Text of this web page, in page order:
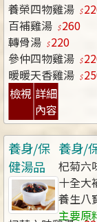
養榮四物雞湯
百補雞湯
260
轉骨湯
220
參仲四物雞湯
暖暖天香雞湯
檢視 詳細
內容
養身/保
健湯品
養身/
杞菊六
十全大
養生八
主要原